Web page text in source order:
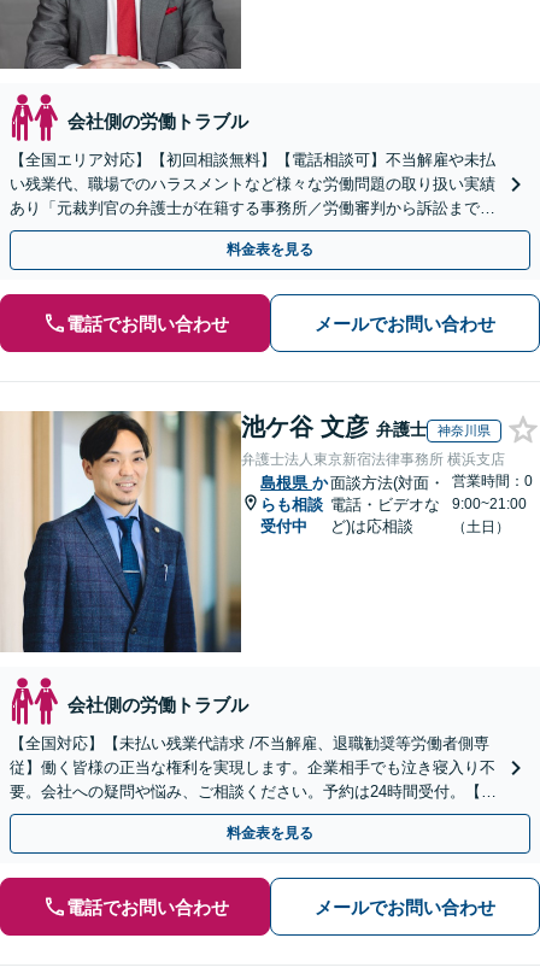
会社側の労働トラブル
【全国エリア対応】【初回相談無料】【電話相談可】不当解雇や未払
い残業代、職場でのハラスメントなど様々な労働問題の取り扱い実績
あり「元裁判官の弁護士が在籍する事務所／労働審判から訴訟まで、
裁判官経験を活かした最適な戦略を立案」
料金表を見る
電話でお問い合わせ メールでお問い合わせ
池ケ谷 文彦 弁護士 神奈川県
弁護士法人東京新宿法律事務所 横浜支店
島根県 か
らも相談
受付中
面談方法(対面・
電話・ビデオな
ど)は応相談
営業時間：0
9:00~21:00
（土日）
会社側の労働トラブル
【全国対応】【未払い残業代請求 /不当解雇、退職勧奨等労働者側専
従】働く皆様の正当な権利を実現します。企業相手でも泣き寝入り不
要。会社への疑問や悩み、ご相談ください。予約は24時間受付。【初
回面談無料】【夜間・休日対応可】
料金表を見る
電話でお問い合わせ メールでお問い合わせ